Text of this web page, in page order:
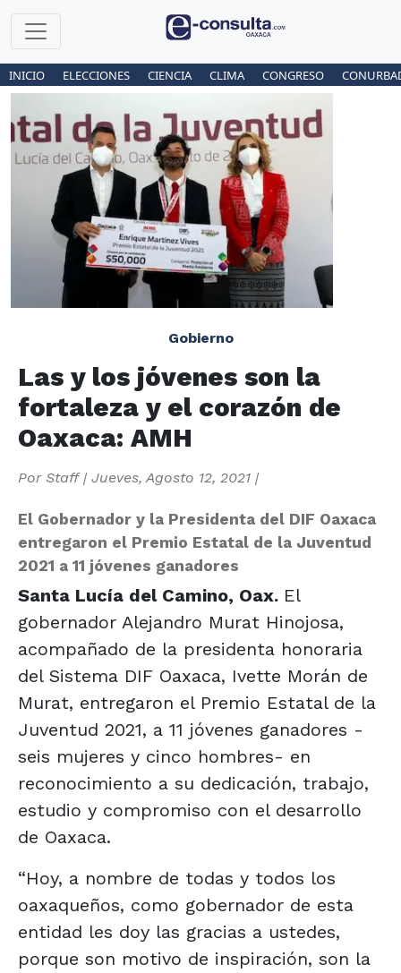
INICIO ELECCIONES CIENCIA CLIMA CONGRESO
Gobierno
Las y los jóvenes son la
fortaleza y el corazón de
Oaxaca: AMH
Por Staff| Jueves, Agosto 12, 2021 |
El Gobernador y la Presidenta del DIF Oaxaca
entregaron el Premio Estatal de la Juventud
2021 a 11 jóvenes ganadores
Santa Lucía del Camino, Oax. El
gobernador Alejandro Murat Hinojosa,
acompañado de la presidenta honoraria
del Sistema DIF Oaxaca, Ivette Morán de
Murat, entregaron el Premio Estatal de la
Juventud 2021, a 11 jóvenes ganadores -
seis mujeres y cinco hombres- en
reconocimiento a su dedicación, trabajo,
estudio y compromiso con el desarrollo
de Oaxaca.
“Hoy, a nombre de todas y todos los
oaxaqueños, como gobernador de esta
entidad les doy las gracias a ustedes,
porque son motivo de inspiración, son la